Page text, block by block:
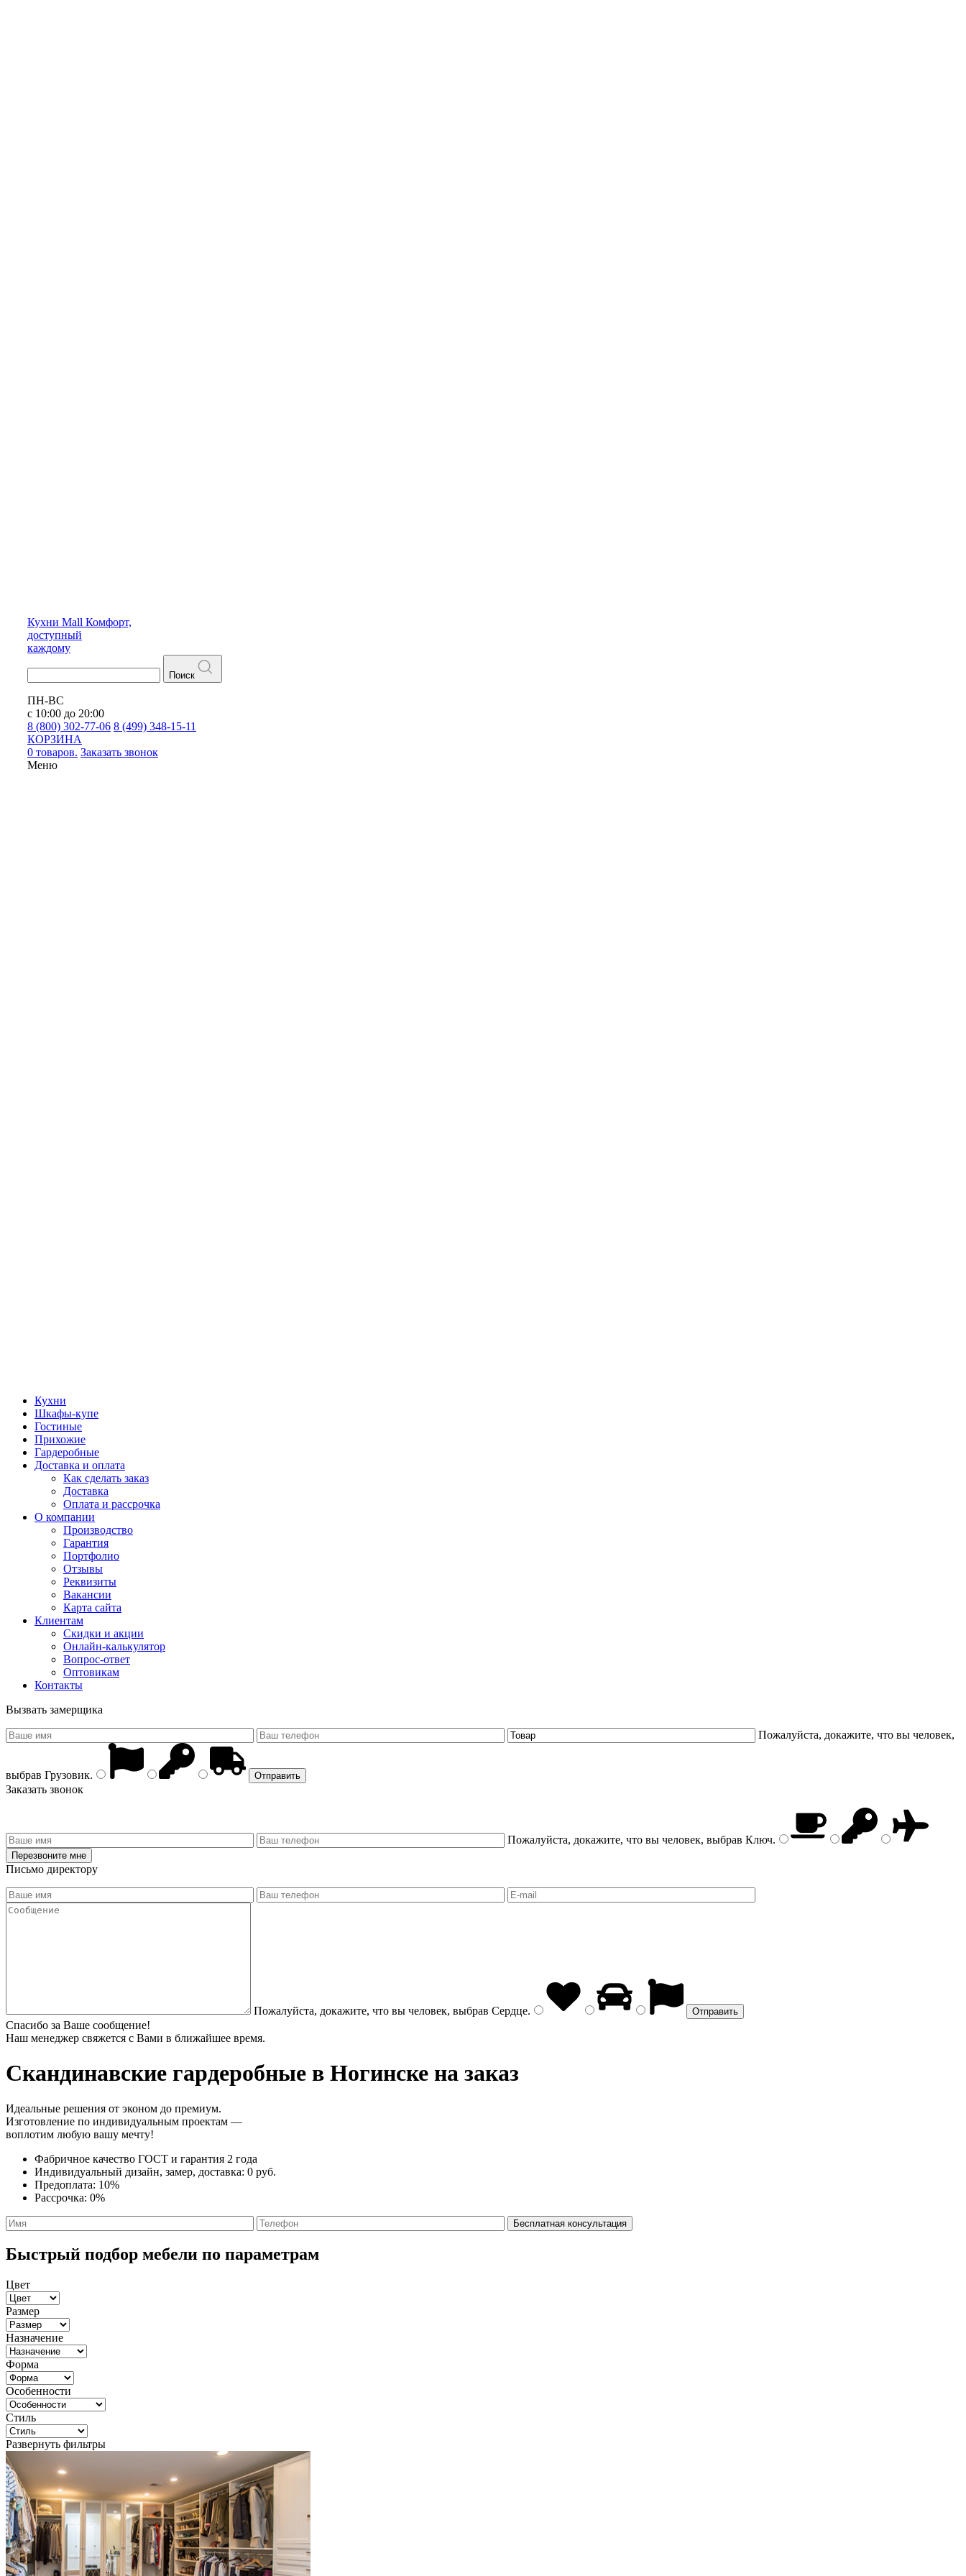
Кухни Mall Комфорт,
доступный
каждому
Поиск
ПН-ВС
с 10:00 до 20:00
8 (800) 302-77-06 8 (499) 348-15-11
КОРЗИНА
0 товаров. Заказать звонок
Меню
Кухни
Шкафы-купе
Гостиные
Прихожие
Гардеробные
Доставка и оплата
Как сделать заказ
Доставка
Оплата и рассрочка
О компании
Производство
Гарантия
Портфолио
Отзывы
Реквизиты
Вакансии
Карта сайта
Клиентам
Скидки и акции
Онлайн-калькулятор
Вопрос-ответ
Оптовикам
Контакты
Вызвать замерщика
Пожалуйста, докажите, что вы человек,
выбрав Грузовик.
Заказать звонок
Пожалуйста, докажите, что вы человек, выбрав Ключ.
Письмо директору
Пожалуйста, докажите, что вы человек, выбрав Сердце.
Спасибо за Ваше сообщение!
Наш менеджер свяжется с Вами в ближайшее время.
Скандинавские гардеробные в Ногинске на заказ
Идеальные решения от эконом до премиум.
Изготовление по индивидуальным проектам —
воплотим любую вашу мечту!
Фабричное качество ГОСТ и гарантия 2 года
Индивидуальный дизайн, замер, доставка: 0 руб.
Предоплата: 10%
Рассрочка: 0%
Быстрый подбор мебели по параметрам
Цвет
Размер
Назначение
Форма
Особенности
Стиль
Развернуть фильтры